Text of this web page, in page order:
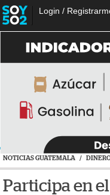
Login /
NOTICIAS GUATEMALA /
Participa en